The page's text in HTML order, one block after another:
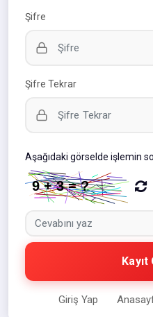
Şifre
Şifre Tekrar
Aşağıdaki görselde işlemin
Giriş Yap